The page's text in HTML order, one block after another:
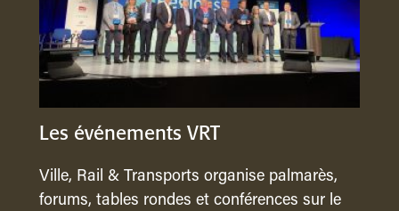
Les événements VRT
Ville, Rail & Transports organise palmarès,
forums, tables rondes et conférences sur le